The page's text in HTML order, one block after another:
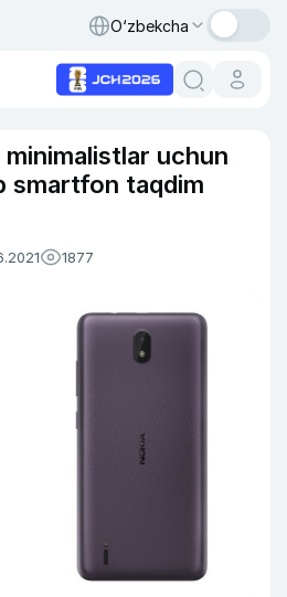
O‘zbekcha
minimalistlar uchun
smartfon taqdim
1877